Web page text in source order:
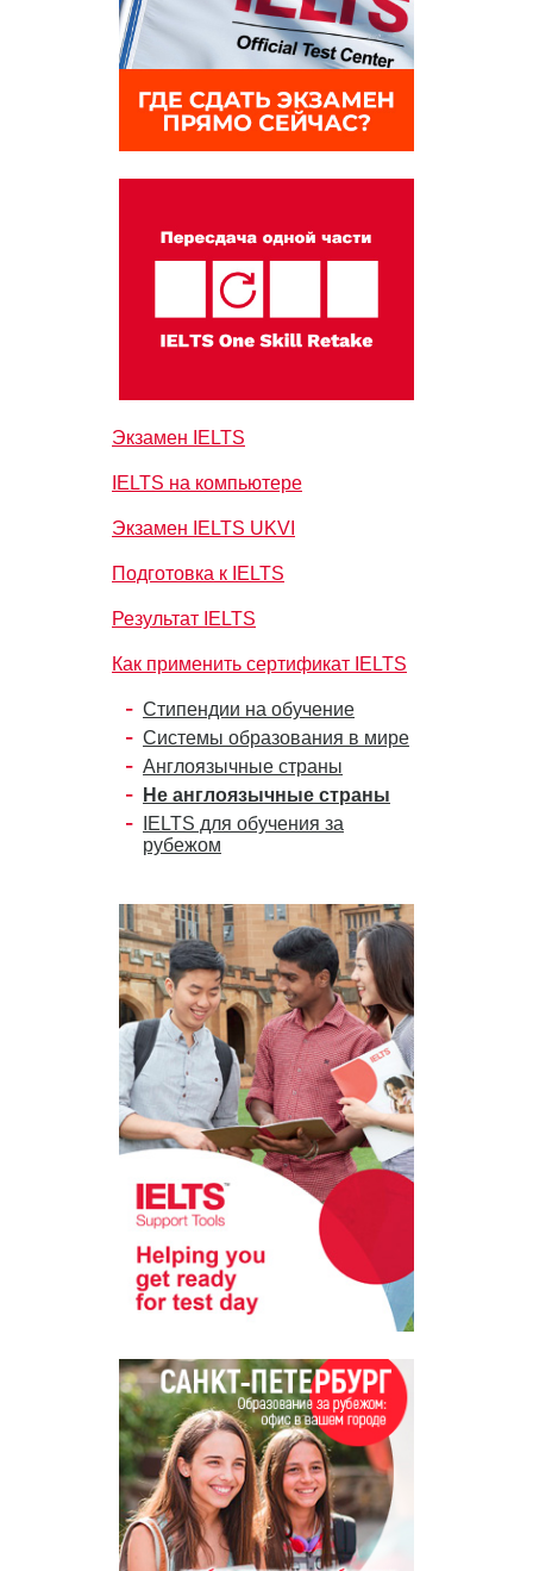
Экзамен IELTS
IELTS на компьютере
Экзамен IELTS UKVI
Подготовка к IELTS
Результат IELTS
Как применить сертификат IELTS
Стипендии на обучение
Системы образования в мире
Англоязычные страны
Не англоязычные страны
IELTS для обучения за
рубежом